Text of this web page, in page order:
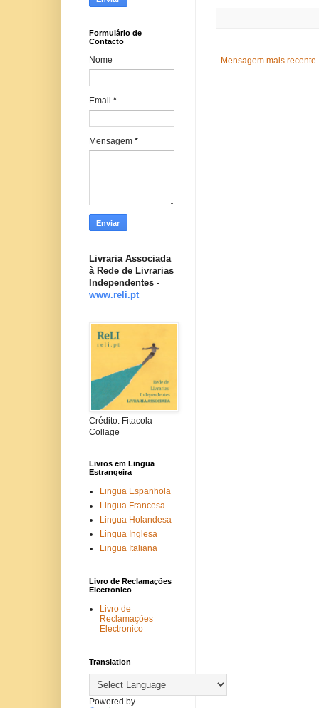
Mensagem mais recente
Formulário de
Contacto
Nome
Email *
Mensagem *
Livraria Associada
à Rede de Livrarias
Independentes -
www.reli.pt
Crédito: Fitacola
Collage
Livros em Lingua
Estrangeira
Lingua Espanhola
Lingua Francesa
Lingua Holandesa
Lingua Inglesa
Lingua Italiana
Livro de Reclamações
Electronico
Livro de
Reclamações
Electronico
Translation
Powered by